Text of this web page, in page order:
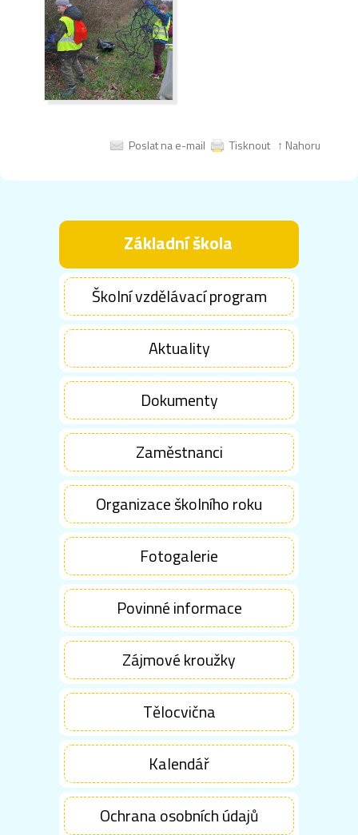
Poslat na e-mail Tisknout ↑ Nahoru
Základní škola
Školní vzdělávací program
Aktuality
Dokumenty
Zaměstnanci
Organizace školního roku
Fotogalerie
Povinné informace
Zájmové kroužky
Tělocvična
Kalendář
Ochrana osobních údajů